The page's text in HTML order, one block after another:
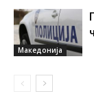
Македонија